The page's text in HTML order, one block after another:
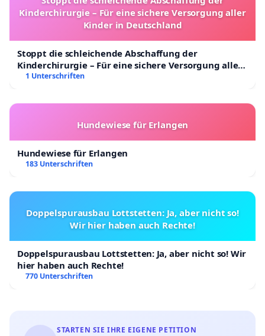
Kinderchirurgie – Für eine sichere Versorgung aller
Kinder in Deutschland
Stoppt die schleichende Abschaffung der
Kinderchirurgie – Für eine sichere Versorgung aller
Kinder in Deutschland
1 Unterschriften
Hundewiese für Erlangen
Hundewiese für Erlangen
183 Unterschriften
Doppelspurausbau Lottstetten: Ja, aber nicht so!
Wir hier haben auch Rechte!
Doppelspurausbau Lottstetten: Ja, aber nicht so! Wir
hier haben auch Rechte!
770 Unterschriften
STARTEN SIE IHRE EIGENE PETITION